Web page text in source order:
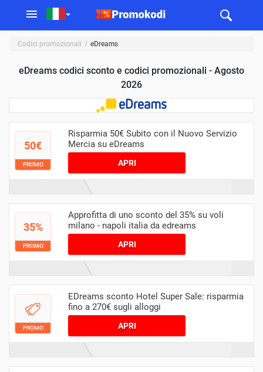
Codici promozionali eDreams
eDreams codici sconto e codici promozionali - Agosto
2026
50€
PROMO
Risparmia 50€ Subito con il Nuovo Servizio
Mercia su eDreams
APRI
35%
PROMO
Approfitta di uno sconto del 35% su voli
milano - napoli italia da edreams
APRI
PROMO
EDreams sconto Hotel Super Sale: risparmia
fino a 270€ sugli alloggi
APRI